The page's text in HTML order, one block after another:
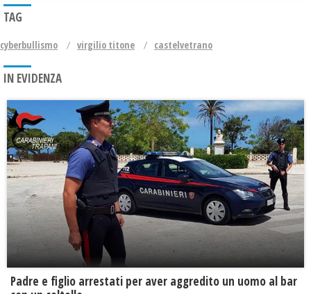
TAG
cyberbullismo virgilio titone castelvetrano
IN EVIDENZA
Padre e figlio arrestati per aver aggredito un uomo al bar